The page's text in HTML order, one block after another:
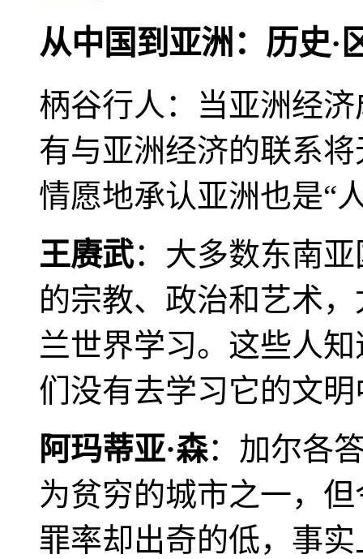
从中国到亚洲：历史·
柄谷行人：当亚洲经
有与亚洲经济的联系
情愿地承认亚洲也是“
王赓武：大多数东南
的宗教、政治和艺术
兰世界学习。这些人
们没有去学习它的文
阿玛蒂亚·森：加尔各
为贫穷的城市之一，
罪率却出奇的低，事